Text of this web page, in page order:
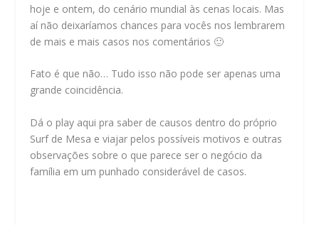
hoje e ontem, do cenário mundial às cenas locais. Mas
aí não deixaríamos chances para vocês nos lembrarem
de mais e mais casos nos comentários 🙂
Fato é que não… Tudo isso não pode ser apenas uma
grande coincidência.
Dá o play aqui pra saber de causos dentro do próprio
Surf de Mesa e viajar pelos possíveis motivos e outras
observações sobre o que parece ser o negócio da
família em um punhado considerável de casos.